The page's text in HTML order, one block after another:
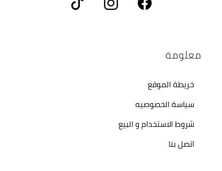
معلومة
خريطة الموقع
سياسة الخصوصيه
شروط الاستخدام و البيع
اتصل بنا